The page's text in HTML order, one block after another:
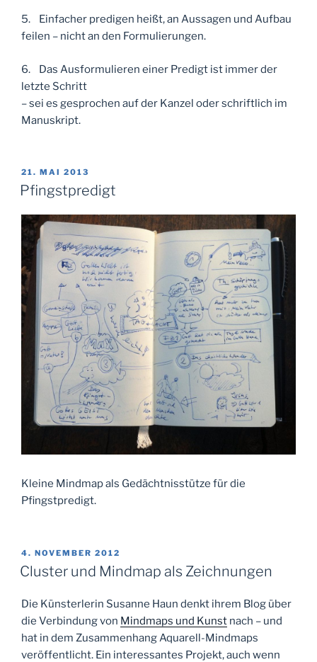
5. Einfacher predigen heißt, an Aussagen und Aufbau
feilen – nicht an den Formulierungen.
6. Das Ausformulieren einer Predigt ist immer der
letzte Schritt
– sei es gesprochen auf der Kanzel oder schriftlich im
Manuskript.
VERÖFFENTLICHT
AM
21. MAI 2013
Pfingstpredigt
Kleine Mindmap als Gedächtnisstütze für die
Pfingstpredigt.
VERÖFFENTLICHT
AM
4. NOVEMBER 2012
Cluster und Mindmap als Zeichnungen
Die Künsterlerin Susanne Haun denkt ihrem Blog über
die Verbindung von Mindmaps und Kunst nach – und
hat in dem Zusammenhang Aquarell-Mindmaps
veröffentlicht. Ein interessantes Projekt, auch wenn